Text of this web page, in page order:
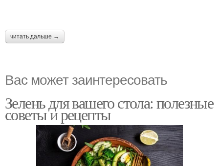
читать дальше →
Вас может заинтересовать
Зелень для вашего стола: полезные
советы и рецепты